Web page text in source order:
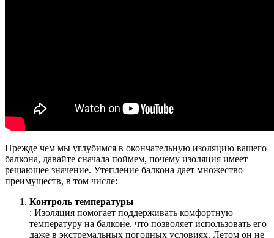
Прежде чем мы углубимся в окончательную изоляцию вашего
балкона, давайте сначала поймем, почему изоляция имеет
решающее значение. Утепление балкона дает множество
преимуществ, в том числе:
Контроль температуры
: Изоляция помогает поддерживать комфортную
температуру на балконе, что позволяет использовать его
даже в экстремальных погодных условиях. Летом он не